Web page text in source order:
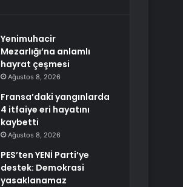
Yenimuhacir
Mezarlığı’na anlamlı
hayrat çeşmesi
Ağustos 8, 2026
Fransa’daki yangınlarda
4 itfaiye eri hayatını
kaybetti
Ağustos 8, 2026
PES’ten YENİ Parti’ye
destek: Demokrasi
yasaklanamaz